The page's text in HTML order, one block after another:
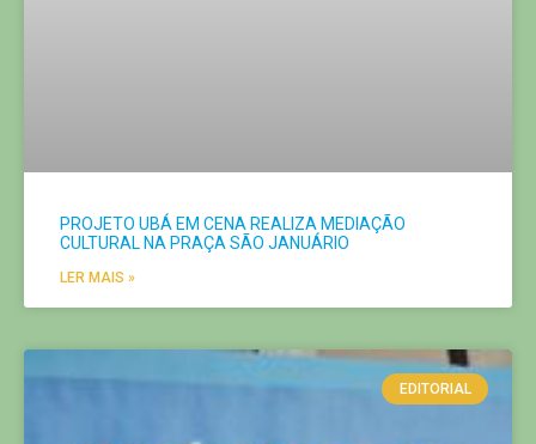
PROJETO UBÁ EM CENA REALIZA MEDIAÇÃO
CULTURAL NA PRAÇA SÃO JANUÁRIO
LER MAIS »
EDITORIAL